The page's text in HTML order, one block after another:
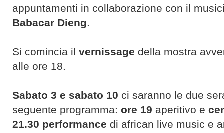
appuntamenti in collaborazione con il
Babacar Dieng.
Si comincia il vernissage della mostra
alle ore 18.
Sabato 3 e sabato 10 ci saranno le due
seguente programma: ore 19 aperitivo e
21.30 performance di african live music e